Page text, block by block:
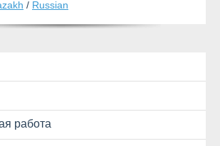
/ Russian
работа